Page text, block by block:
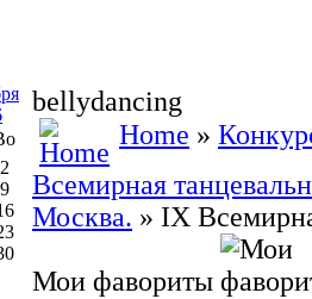
bellydancing
Home »
Всемирная
Москва. » IX
Мои фавориты
2
9